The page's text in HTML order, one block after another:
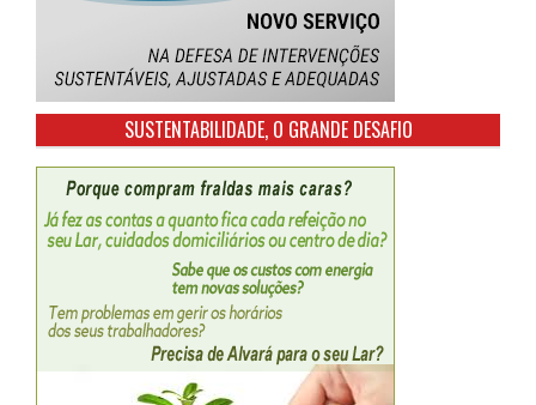
SUSTENTABILIDADE, O GRANDE DESAFIO